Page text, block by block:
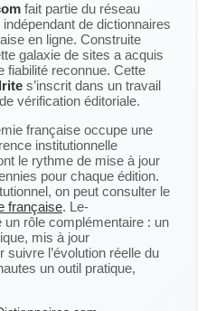
fait partie du réseau
de dictionnaires
en ligne. Construite
galaxie de sites a acquis
fiabilité reconnue. Cette
s’inscrit dans un travail
vérification éditoriale.
française occupe une
institutionnelle
le rythme de mise à jour
pour chaque édition.
on peut consulter le
française. Le-
rôle complémentaire : un
mis à jour
l’évolution réelle du
un outil pratique,